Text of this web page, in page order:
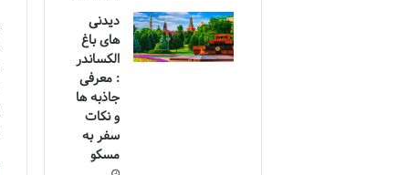
دیدنی
های باغ
الکساندر
: معرفی
جاذبه ها
و نکات
سفر به
مسکو